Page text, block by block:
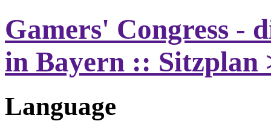
Gamers' Congress -
in Bayern :: Sitzplan
Language